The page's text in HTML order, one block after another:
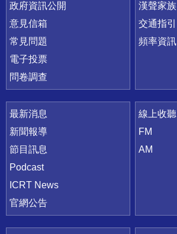
政府資訊公開
意見信箱
常見問題
電子投票
問卷調查
漢聲家族
交通指引
頻率資訊
最新消息
新聞報導
節目訊息
Podcast
ICRT News
官網公告
線上收聽
FM
AM